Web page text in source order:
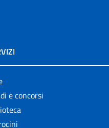
e concorsi